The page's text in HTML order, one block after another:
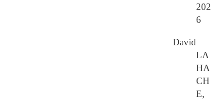
202
6
David
LA
HA
CH
E,